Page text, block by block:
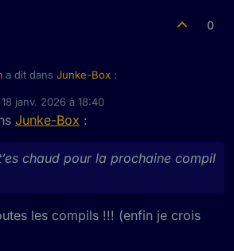
0
a dit dans Junke-Box :
trop court ce morceau
que t’es chaud pour la prochaine compil
!
18 janv. 2026 à 18:40
par
Junke-Box :
chaud pour la prochaine compil
les compils !!! (enfin je crois